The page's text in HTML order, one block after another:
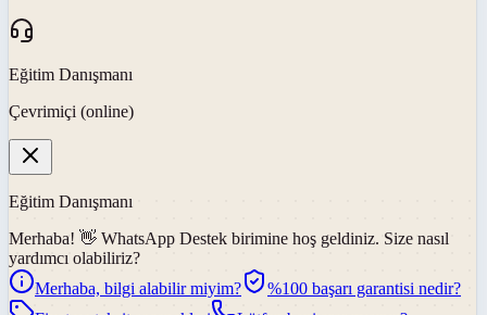
Eğitim Danışmanı
Çevrimiçi (online)
Eğitim Danışmanı
Merhaba! 👋 WhatsApp Destek birimine hoş geldiniz. Size nasıl
yardımcı olabiliriz?
Merhaba, bilgi alabilir miyim?
%100 başarı garantisi nedir?